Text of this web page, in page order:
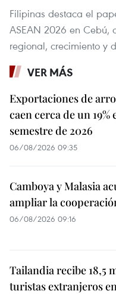
Filipinas destaca el
ASEAN 2026 en Cebú,
regional, crecimiento y
VER MÁS
Exportaciones de
caen cerca de un
semestre de 2026
06/08/2026 09:35
Camboya y Malasia
ampliar la
06/08/2026 09:16
Tailandia recibe 18,5
turistas extranjeros